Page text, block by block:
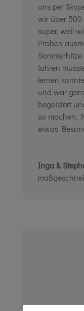
uns per
wir über 500
super, weil
Proben
fahren
lernen
und war
begeistert
so machen.
etwas
Inga &